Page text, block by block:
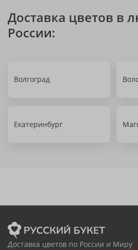
Доставка цветов в
России:
Волгоград
Екатеринбург
Доставка цветов по России и Миру